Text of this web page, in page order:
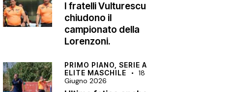
I fratelli Vulturescu
chiudono il
campionato della
Lorenzoni.
PRIMO PIANO,SERIE A
ELITE MASCHILE
18
Giugno 2026